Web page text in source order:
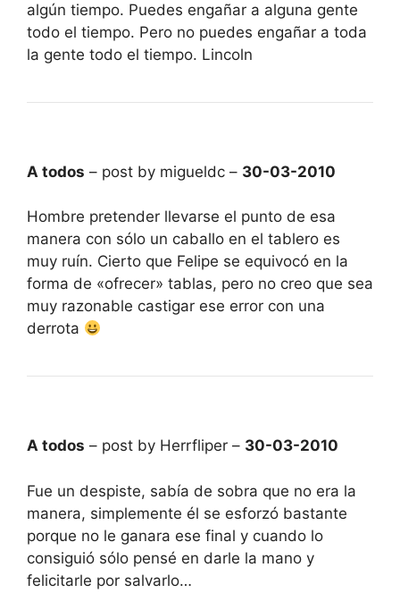
algún tiempo. Puedes engañar a alguna gente
todo el tiempo. Pero no puedes engañar a toda
la gente todo el tiempo. Lincoln
A todos – post by migueldc – 30-03-2010
Hombre pretender llevarse el punto de esa
manera con sólo un caballo en el tablero es
muy ruín. Cierto que Felipe se equivocó en la
forma de «ofrecer» tablas, pero no creo que sea
muy razonable castigar ese error con una
derrota
A todos – post by Herrfliper – 30-03-2010
Fue un despiste, sabía de sobra que no era la
manera, simplemente él se esforzó bastante
porque no le ganara ese final y cuando lo
consiguió sólo pensé en darle la mano y
felicitarle por salvarlo…